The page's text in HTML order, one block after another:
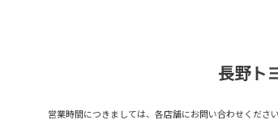
長野ト
営業時間につきましては、各店舗にお問い合わせくだ